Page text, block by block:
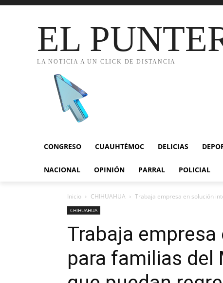
EL
LA NOTICIA A UN CLICK DE DISTANCIA
CONGRESO CUAUHTÉMOC DELICIAS
NACIONAL OPINIÓN PARRAL POLICIAL
Inicio CHIHUAHUA Trabaja empresa en solución
CHIHUAHUA
Trabaja
para familias del